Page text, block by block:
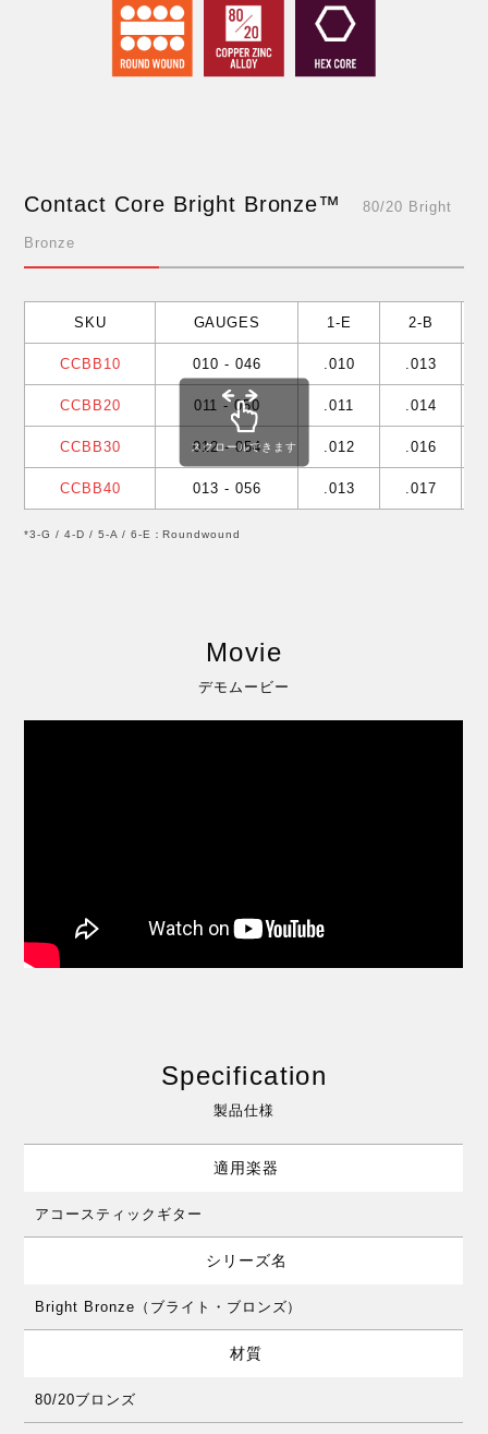
Contact Core Bright Bronze™ 80/20 Bright
Bronze
SKU GAUGES 1-E 2-B
CCBB10 010 - 046 .010 .013
CCBB20 011 - 050 .011 .014
CCBB30 012 - 054 .012 .016
CCBB40 013 - 056 .013 .017
*3-G / 4-D / 5-A / 6-E：Roundwound
スクロールできます
Movie
デモムービー
Specification
製品仕様
適用楽器
アコースティックギター
シリーズ名
Bright Bronze（ブライト・ブロンズ）
材質
80/20ブロンズ